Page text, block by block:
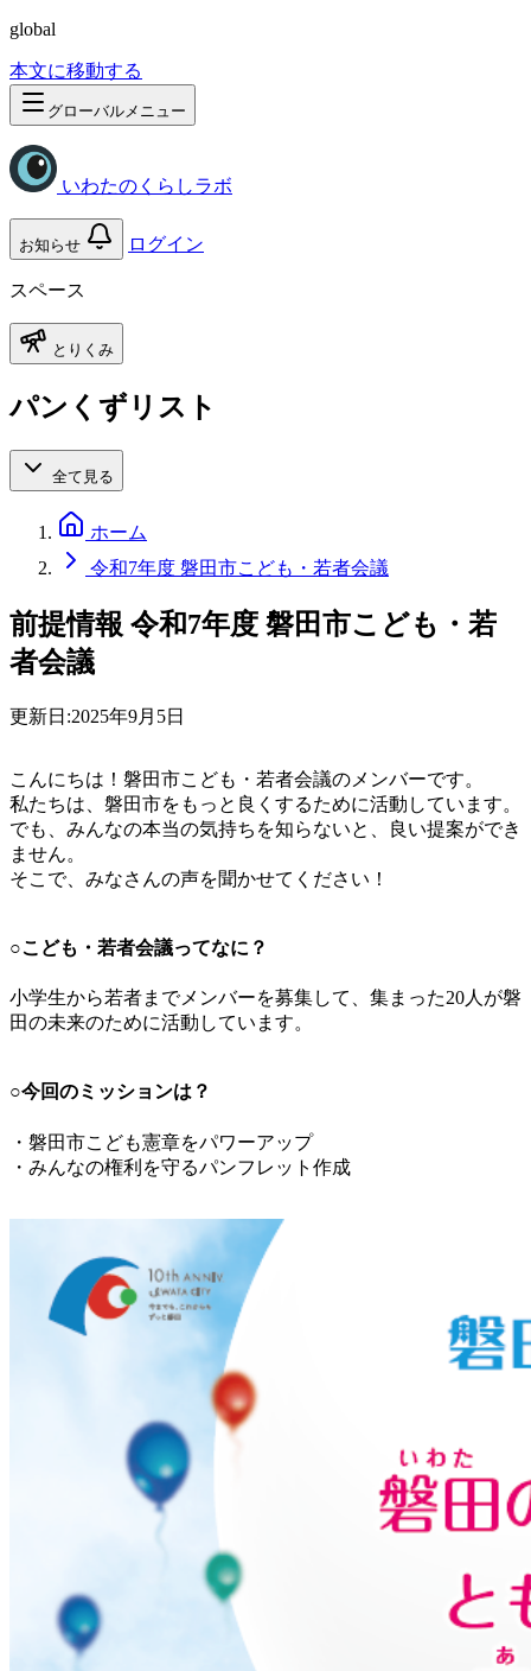
global
本文に移動する
グローバルメニュー
いわたのくらしラボ
お知らせ ログイン
スペース
とりくみ
パンくずリスト
全て見る
ホーム
令和7年度 磐田市こども・若者会議
前提情報 令和7年度 磐田市こども・若
者会議
更新日:2025年9月5日
こんにちは！磐田市こども・若者会議のメンバーです。
私たちは、磐田市をもっと良くするために活動しています。
でも、みんなの本当の気持ちを知らないと、良い提案ができ
ません。
そこで、みなさんの声を聞かせてください！
○こども・若者会議ってなに？
小学生から若者までメンバーを募集して、集まった20人が磐
田の未来のために活動しています。
○今回のミッションは？
・磐田市こども憲章をパワーアップ
・みんなの権利を守るパンフレット作成